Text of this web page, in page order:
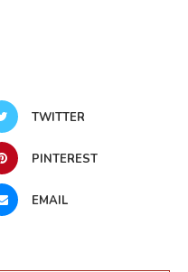
TWITTER
PINTEREST
EMAIL